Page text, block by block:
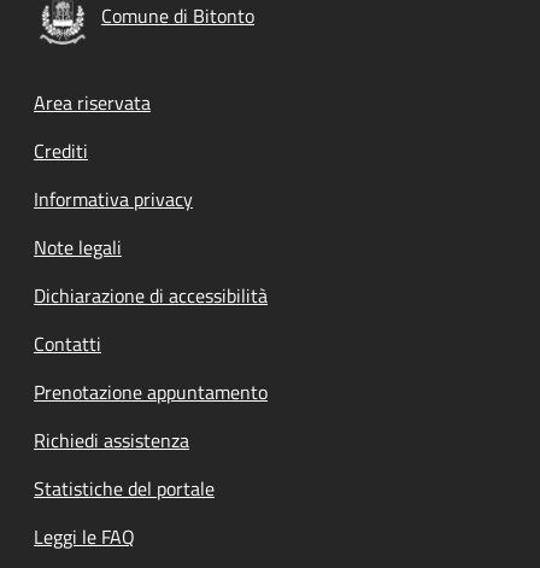
Comune di Bitonto
Footer menu
Area riservata
Crediti
Informativa privacy
Note legali
Dichiarazione di accessibilità
Contatti
Prenotazione appuntamento
Richiedi assistenza
Statistiche del portale
Leggi le FAQ